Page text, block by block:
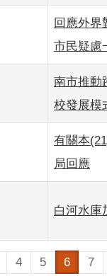
回應外界
市民疑慮
南市推動
校發展模
有關本
局回應
白河水庫
4 5 6 7